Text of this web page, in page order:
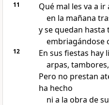
11
Qué mal les va a
en la mañana
y se quedan hasta
embriagándose
12
En sus fiestas hay
arpas,
Pero no prestan
ha hecho
ni a la obra de